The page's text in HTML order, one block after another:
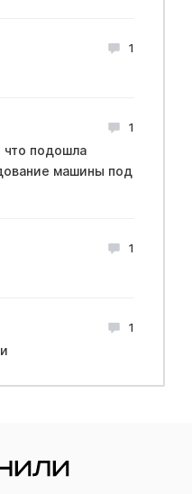
1
1
подошла
машины под
1
1